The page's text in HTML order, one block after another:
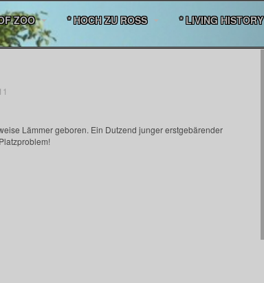
ZOO * HOCH ZU ROSS * LIVING HISTORY
Lämmer geboren. Ein Dutzend junger erstgebärender